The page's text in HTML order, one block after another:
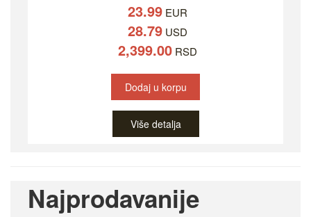
23.99EUR
28.79USD
2,399.00RSD
Dodaj u korpu
Više detalja
Najprodavanije